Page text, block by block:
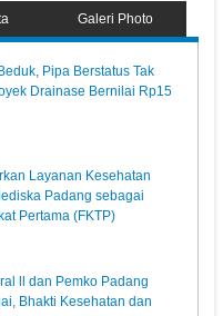
Galeri Photo
Pipa Berstatus Tak
Drainase Bernilai Rp15
Layanan Kesehatan
Padang sebagai
Pertama (FKTP)
ll dan Pemko Padang
Bhakti Kesehatan dan